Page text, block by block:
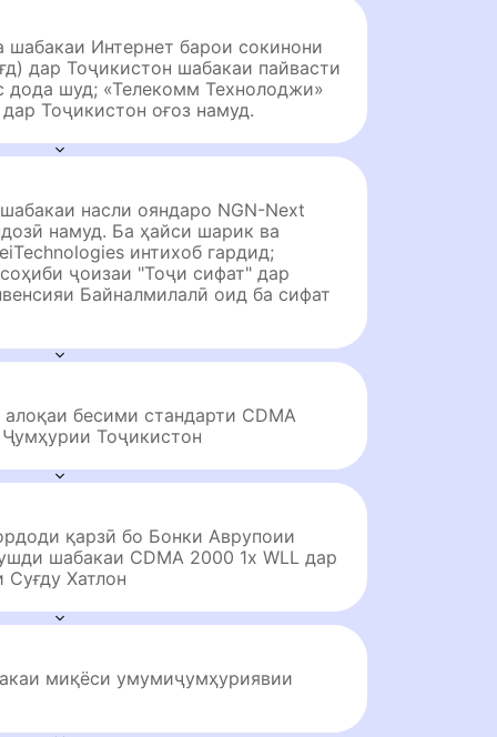
Интернет барои сокинони
дар Тоҷикистон шабакаи пайвасти
дода шуд; «Телекомм Технолоджи»
Тоҷикистон оғоз намуд.
насли ояндаро NGN-Next
намуд. Ба ҳайси шарик ва
интихоб гардид;
ҷоизаи "Тоҷи сифат" дар
Байналмилалӣ оид ба сифат
бесими стандарти CDMA
Тоҷикистон
қарзӣ бо Бонки Аврупоии
шабакаи CDMA 2000 1x WLL дар
Хатлон
миқёси умумиҷумҳуриявии